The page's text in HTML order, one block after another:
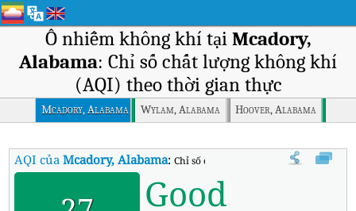
Ô nhiễm không khí tại Mcadory,
Alabama: Chỉ số chất lượng không khí
(AQI) theo thời gian thực
Mcadory, Alabama Wylam, Alabama Hoover, Alabama
AQI củaMcadory, Alabama:Chỉ số chất lượng không khí (AQI) thời
Good